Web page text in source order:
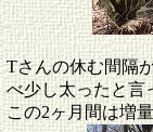
Tさんの休む間隔
べ少し太ったと言
この2ヶ月間は増